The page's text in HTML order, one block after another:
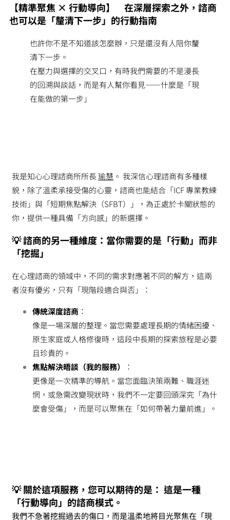
【精準聚焦 × 行動導向】 在深層探索之外，諮商
也可以是「釐清下一步」的行動指南
也許你不是不知道該怎麼辦，只是還沒有人陪你釐
清下一步。
在壓力與選擇的交叉口，有時我們需要的不是漫長
的回溯與談話，而是有人幫你看見——什麼是「現
在能做的第一步」
我是知心心理諮商所所長瑜慧 。 我深信心理諮商有多種樣
貌，除了溫柔承接受傷的心靈，諮商也能結合「ICF 專業教練
技術」與「短期焦點解決（SFBT）」，為正處於卡關狀態的
你，提供一種具備「方向感」的新選擇。
💡 諮商的另一種維度：當你需要的是「行動」而非
「挖掘」
在心理諮商的領域中，不同的需求對應著不同的解方，這兩
者沒有優劣，只有「現階段適合與否」：
傳統深度諮商 ：
像是一場深層的整理。當您需要處理長期的情緒困擾、
原生家庭或人格修復時，這段中長期的探索旅程是必要
且珍貴的。
焦點解決晤談（我的服務）
：
更像是一次精準的導航。當您面臨決策兩難、職涯迷
惘，或急需改變現狀時，我們不一定要回頭深究「為什
麼會受傷」，而是可以聚焦在「如何帶著力量前進」。
💡關於這項服務，您可以期待的是： 這是一種
「行動導向」的諮商模式。
我們不急著挖掘過去的傷口，而是溫柔地將目光聚焦在「現